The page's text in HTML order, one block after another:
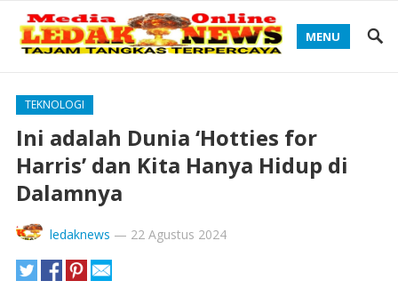
MENU
TEKNOLOGI
Ini adalah Dunia ‘Hotties for
Harris’ dan Kita Hanya Hidup di
Dalamnya
ledaknews — 22 Agustus 2024